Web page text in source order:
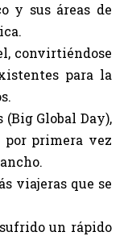
y sus áreas de
convirtiéndose
para la
Global Day),
por primera vez
viajeras que se
un rápido